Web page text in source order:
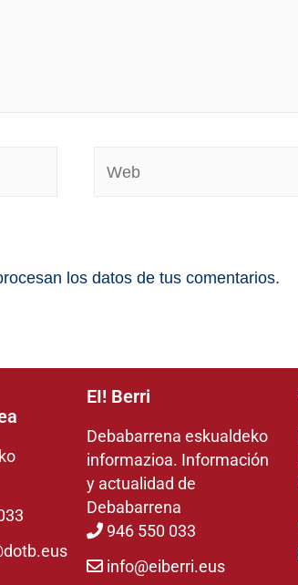
los datos de tus comentarios.
EI! Berri
Debabarrena eskualdeko
informazioa. Información
y actualidad de
Debabarrena
946 550 033
info@eiberri.eus